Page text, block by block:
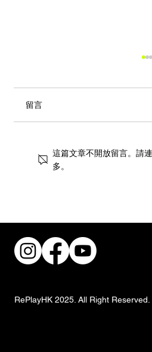
留言
這篇文章不開放留言。請
多。
RePlayHK 2025. All Right Reserved.